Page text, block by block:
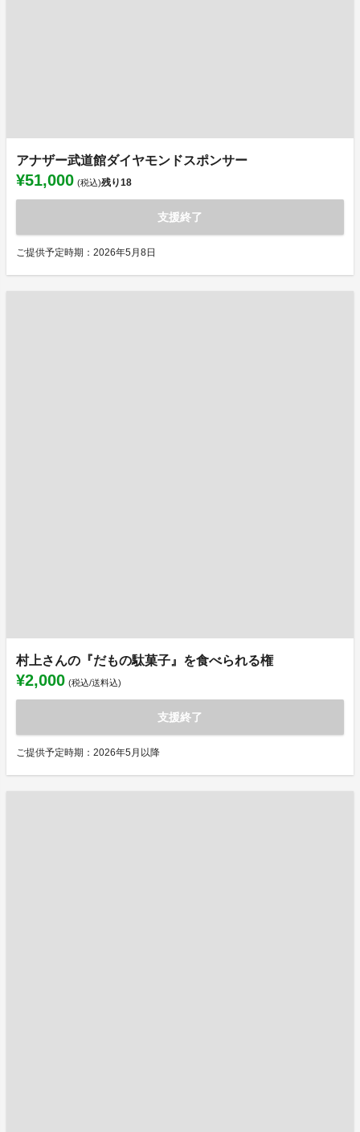
アナザー武道館ダイヤモンドスポンサー
¥51,000 (税込)残り18
支援終了
ご提供予定時期：2026年5月8日
村上さんの『だもの駄菓子』を食べられる権
¥2,000 (税込/送料込)
支援終了
ご提供予定時期：2026年5月以降